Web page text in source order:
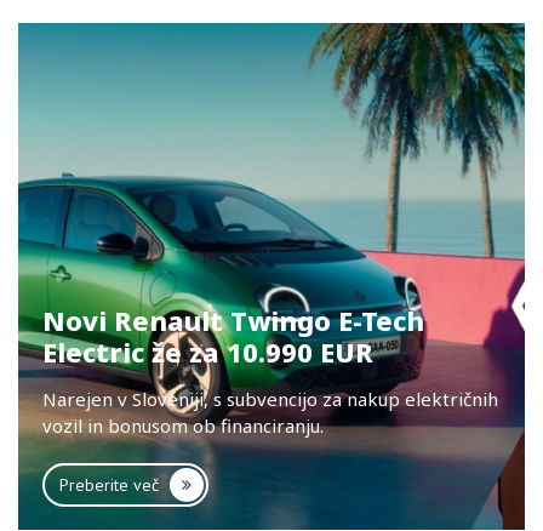
Novi Renault Twingo E-Tech
Electric že za 10.990 EUR
Narejen v Sloveniji, s subvencijo za nakup električnih
vozil in bonusom ob financiranju.
Preberite več